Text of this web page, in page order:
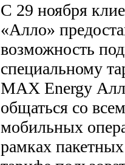
С 29 ноября
«Алло»
возможность
специальному
МАХ Energy
общаться со
мобильных
рамках